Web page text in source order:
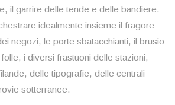
il garrire delle tende e delle bandiere.
idealmente insieme il fragore
negozi, le porte sbatacchianti, il brusio
i diversi frastuoni delle stazioni,
delle tipografie, delle centrali
sotterranee.